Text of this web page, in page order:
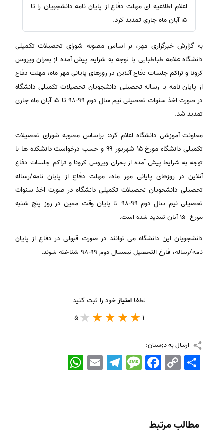
اعلام اطلاعیه ای مهلت دفاع از پایان نامه دانشجویان را تا
15 آبان ماه جاری تمدید کرد.
به گزارش خبرگزاری مهر، بر اساس مصوبه شورای تحصیلات تکمیلی
دانشگاه علامه طباطبایی با توجه به شرایط پیش آمده از بحران ویروس
کرونا و تراکم جلسات دفاع آنلاین در روزهای پایانی مهر ماه، مهلت دفاع
از پایان نامه یا رساله تحصیلی دانشجویان تحصیلات تکمیلی دانشگاه
در صورت اخذ سنوات تحصیلی نیم سال دوم ۹۹-۹۸ تا ۱۵ آبان ماه جاری
تمدید شد.
معاونت آموزشی دانشگاه اعلام کرد: براساس مصوبه شورای تحصیلات
تکمیلی دانشگاه مورخ ۱۵ شهریور ۹۹ و حسب درخواست دانشکده ها با
توجه به شرایط پیش آمده از بحران ویروس کرونا و تراکم جلسات دفاع
آنلاین در روزهای پایانی مهر ماه، مهلت دفاع از پایان نامه/رساله
تحصیلی دانشجویان تحصیلات تکمیلی دانشگاه در صورت اخذ سنوات
تحصیلی نیم سال دوم ۹۹-۹۸ تا پایان وقت معین در روز پنج شنبه
مورخ ۱۵ آبان تمدید شده است.
دانشجویان این دانشگاه می توانند در صورت قبولی در دفاع از پایان
نامه/رساله، فارغ التحصیل نیمسال دوم ۹۹-۹۸ شناخته شوند.
لطفاامتیازخود را ثبت کنید
1
5
ارسال به دوستان:
WhatsApp EmailTelegramMessageFacebook Copy
Link
اشتراک
مطالب مرتبط